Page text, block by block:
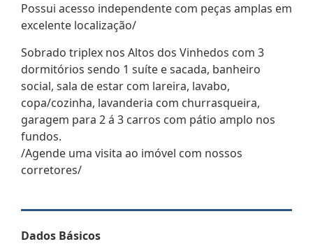
Possui acesso independente com peças amplas em
excelente localização/
Sobrado triplex nos Altos dos Vinhedos com 3
dormitórios sendo 1 suíte e sacada, banheiro
social, sala de estar com lareira, lavabo,
copa/cozinha, lavanderia com churrasqueira,
garagem para 2 á 3 carros com pátio amplo nos
fundos.
/Agende uma visita ao imóvel com nossos
corretores/
Dados Básicos